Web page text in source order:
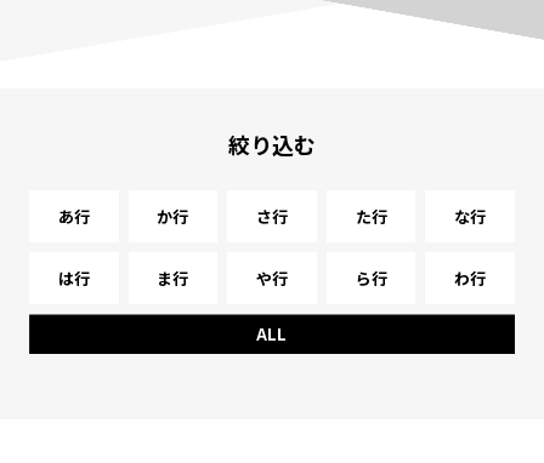
絞り込む
あ行 か行 さ行 た行 な行
は行 ま行 や行 ら行 わ行
ALL